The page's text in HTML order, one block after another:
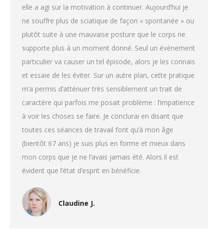
elle a agi sur la motivation à continuer. Aujourd’hui je
ne souffre plus de sciatique de façon « spontanée » ou
plutôt suite à une mauvaise posture que le corps ne
supporte plus à un moment donné. Seul un évènement
particulier va causer un tel épisode, alors je les connais
et essaie de les éviter. Sur un autre plan, cette pratique
m’a permis d’atténuer très sensiblement un trait de
caractère qui parfois me posait problème : l’impatience
à voir les choses se faire. Je conclurai en disant que
toutes ces séances de travail font qu’à mon âge
(bientôt 67 ans) je suis plus en forme et mieux dans
mon corps que je ne l’avais jamais été. Alors il est
évident que l’état d’esprit en bénéficie.
Claudine J.